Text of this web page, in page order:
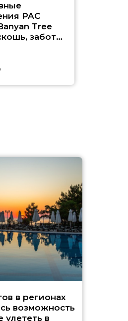
PAC
Tree
забота
в регионах
возможность
улететь в